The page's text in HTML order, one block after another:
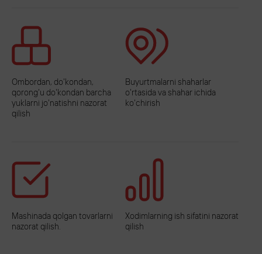
Ombordan, do'kondan,
qorong'u do'kondan barcha
yuklarni jo'natishni nazorat
qilish
Buyurtmalarni shaharlar
o'rtasida va shahar ichida
ko'chirish
Mashinada qolgan tovarlarni
nazorat qilish.
Xodimlarning ish sifatini nazorat
qilish